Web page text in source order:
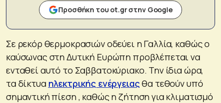
Προσθήκη του ot.gr στην Google
Σε ρεκόρ θερμοκρασιών οδεύει η Γαλλία, καθώς ο
καύσωνας στη Δυτική Ευρώπη προβλέπεται να
ενταθεί αυτό το Σαββατοκύριακο. Την ίδια ώρα,
τα δίκτυα ηλεκτρικής ενέργειαςθα τεθούν υπό
σημαντική πίεση , καθώς η ζήτηση για κλιματισμό